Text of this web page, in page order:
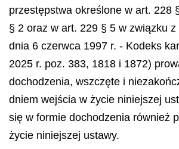
przestępstwa określone w art. 228
§ 2 oraz w art. 229 § 5 w związku
dnia 6 czerwca 1997 r. - Kodeks
2025 r. poz. 383, 1818 i 1872)
dochodzenia, wszczęte i
dniem wejścia w życie niniejszej
się w formie dochodzenia również
życie niniejszej ustawy.